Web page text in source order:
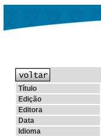
Título
Edição
Editora
Data
Idioma